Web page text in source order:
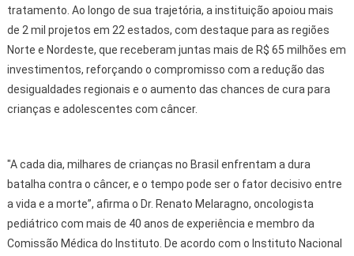
tratamento. Ao longo de sua trajetória, a instituição apoiou mais
de 2 mil projetos em 22 estados, com destaque para as regiões
Norte e Nordeste, que receberam juntas mais de R$ 65 milhões em
investimentos, reforçando o compromisso com a redução das
desigualdades regionais e o aumento das chances de cura para
crianças e adolescentes com câncer.
"A cada dia, milhares de crianças no Brasil enfrentam a dura
batalha contra o câncer, e o tempo pode ser o fator decisivo entre
a vida e a morte”, afirma o Dr. Renato Melaragno, oncologista
pediátrico com mais de 40 anos de experiência e membro da
Comissão Médica do Instituto. De acordo com o Instituto Nacional